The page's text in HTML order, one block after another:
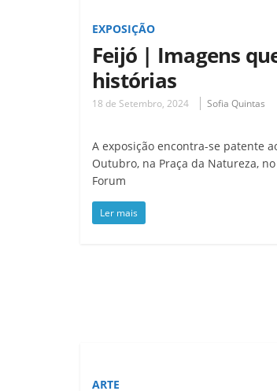
EXPOSIÇÃO
Feijó | Imagens
histórias
18 de Setembro, 2024 Sofia Quintas
A exposição encontra-se patente
Outubro, na Praça da Natureza,
Forum
Ler mais
ARTE